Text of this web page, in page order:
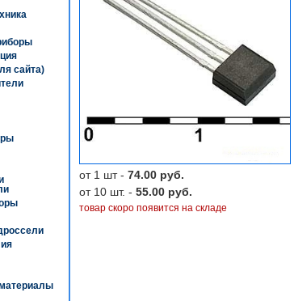
сайта)
от 1 шт - 74.00 руб.
от 10 шт. - 55.00 руб.
товар скоро появится на складе